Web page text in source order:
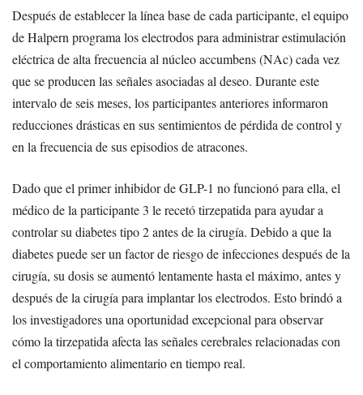
Después de establecer la línea base de cada participante, el equipo
de Halpern programa los electrodos para administrar estimulación
eléctrica de alta frecuencia al núcleo accumbens (NAc) cada vez
que se producen las señales asociadas al deseo. Durante este
intervalo de seis meses, los participantes anteriores informaron
reducciones drásticas en sus sentimientos de pérdida de control y
en la frecuencia de sus episodios de atracones.
Dado que el primer inhibidor de GLP-1 no funcionó para ella, el
médico de la participante 3 le recetó tirzepatida para ayudar a
controlar su diabetes tipo 2 antes de la cirugía. Debido a que la
diabetes puede ser un factor de riesgo de infecciones después de la
cirugía, su dosis se aumentó lentamente hasta el máximo, antes y
después de la cirugía para implantar los electrodos. Esto brindó a
los investigadores una oportunidad excepcional para observar
cómo la tirzepatida afecta las señales cerebrales relacionadas con
el comportamiento alimentario en tiempo real.